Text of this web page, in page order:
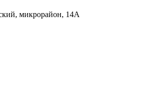
микрорайон, 14А